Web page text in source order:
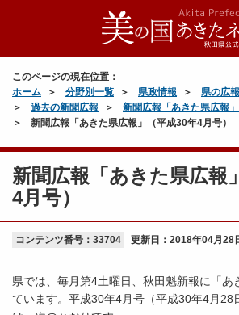
このページの現在位置：
ホーム
分野別一覧 県政情報 県の広報
過去の新聞広報
新聞広報「あきた県広報」
新聞広報「あきた県広報」（平成30年4月号）
新聞広報「あきた県広報
4月号）
コンテンツ番号：33704 更新日： 2018年04月28
県では、毎月第4土曜日、秋田魁新報に「あ
ています。平成30年4月号（平成30年4月28